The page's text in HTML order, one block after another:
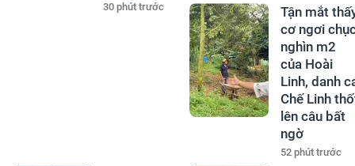
30 phút trước
Tận mắt
cơ ngơi
nghìn m2
của Hoài
Linh, danh
Chế Linh
lên câu bất
ngờ
52 phút trước